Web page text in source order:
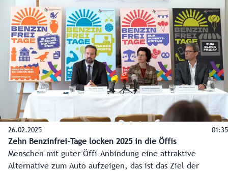
übernommen. Er zieht eine erste Zwischenbilanz nach den
herausfordernden ersten Monaten.
26.02.2025 01:35
Zehn Benzinfrei-Tage locken 2025 in die Öffis
Menschen mit guter Öffi-Anbindung eine attraktive
Alternative zum Auto aufzeigen, das ist das Ziel der